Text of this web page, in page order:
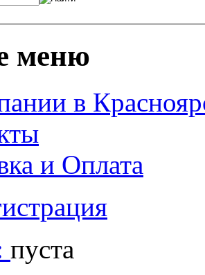
меню
в
и Оплата
пуста